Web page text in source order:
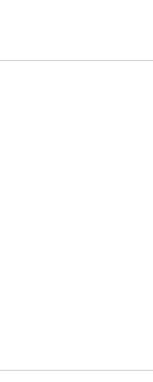
Tod eines